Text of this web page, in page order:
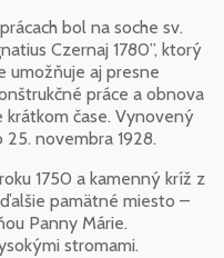
bol na soche sv.
Czernaj 1780”, ktorý
umožňuje aj presne
práce a obnova
čase. Vynovený
novembra 1928.
1750 a kamenný kríž z
pamätné miesto –
Panny Márie.
stromami.